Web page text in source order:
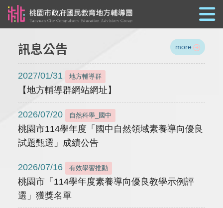
訊息公告 more
2027/01/31 地方輔導群
【地方輔導群網站網址】
2026/07/20 自然科學_國中
桃園市114學年度「國中自然領域素養導向優良
試題甄選」成績公告
2026/07/16 有效學習推動
桃園市「114學年度素養導向優良教學示例評
選」獲獎名單